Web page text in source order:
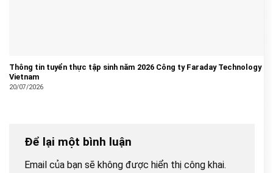
Thông tin tuyển thực tập sinh năm 2026 Công ty Faraday Technology
Vietnam
20/07/2026
Để lại một bình luận
Email của bạn sẽ không được hiển thị công khai.